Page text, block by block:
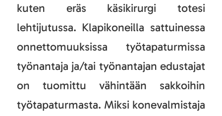
kuten eräs käsikirurgi totesi
lehtijutussa. Klapikoneilla sattuinessa
onnettomuuksissa työtapaturmissa
työnantaja ja/tai työnantajan edustajat
on tuomittu vähintään sakkoihin
työtapaturmasta. Miksi konevalmistaja